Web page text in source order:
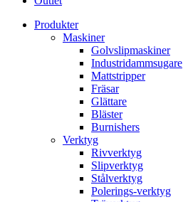
Produkter
Maskiner
Golvslipmaskiner
Industridammsugare
Mattstripper
Fräsar
Glättare
Bläster
Burnishers
Verktyg
Rivverktyg
Slipverktyg
Stålverktyg
Polerings-verktyg